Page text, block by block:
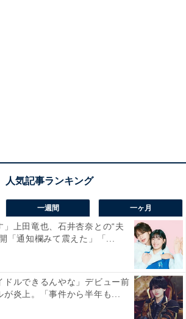
一週間 一ヶ月
」上田竜也、石井杏奈との“夫
「通知欄みて震えた」「...
ドルできるんやな」デビュー前
が炎上。「事件から半年も...